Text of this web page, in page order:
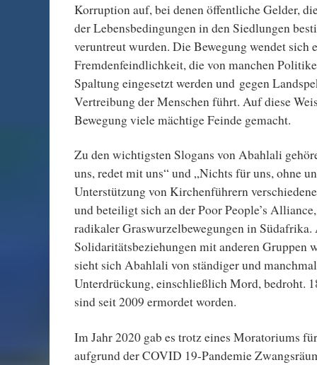
Korruption auf, bei denen öffentliche Gelder,
der Lebensbedingungen in den Siedlungen
veruntreut wurden. Die Bewegung wendet sich
Fremdenfeindlichkeit, die von manchen
Spaltung eingesetzt werden und gegen
Vertreibung der Menschen führt. Auf diese
Bewegung viele mächtige Feinde gemacht.
Zu den wichtigsten Slogans von Abahlali
uns, redet mit uns“ und „Nichts für uns, ohne
Unterstützung von Kirchenführern
und beteiligt sich an der Poor People’s
radikaler Graswurzelbewegungen in
Solidaritätsbeziehungen mit anderen Gruppen
sieht sich Abahlali von ständiger und
Unterdrückung, einschließlich Mord, bedroht.
sind seit 2009 ermordet worden.
Im Jahr 2020 gab es trotz eines Moratoriums
aufgrund der COVID 19-Pandemie